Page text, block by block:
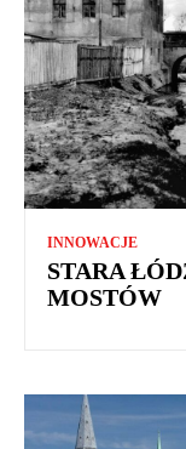
INNOWACJE
STARA
MOSTÓW